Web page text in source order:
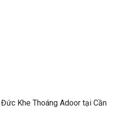
Khe Thoáng Adoor tại Cần